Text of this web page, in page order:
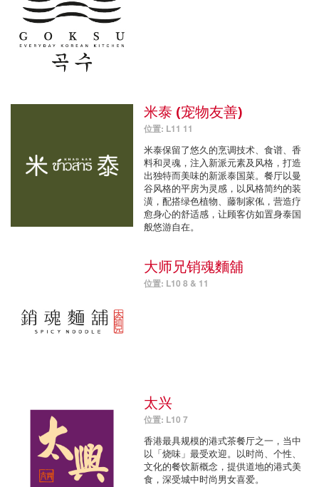
米泰 (宠物友善)
位置: L11 11
米泰保留了悠久的烹调技术、食谱、香
料和灵魂，注入新派元素及风格，打造
出独特而美味的新派泰国菜。餐厅以曼
谷风格的平房为灵感，以风格简约的装
潢，配搭绿色植物、藤制家俬，营造疗
愈身心的舒适感，让顾客仿如置身泰国
般悠游自在。
大师兄销魂麵舖
位置: L10 8 & 11
太兴
位置: L10 7
香港最具规模的港式茶餐厅之一，当中
以「烧味」最受欢迎。以时尚、个性、
文化的餐饮新概念，提供道地的港式美
食，深受城中时尚男女喜爱。